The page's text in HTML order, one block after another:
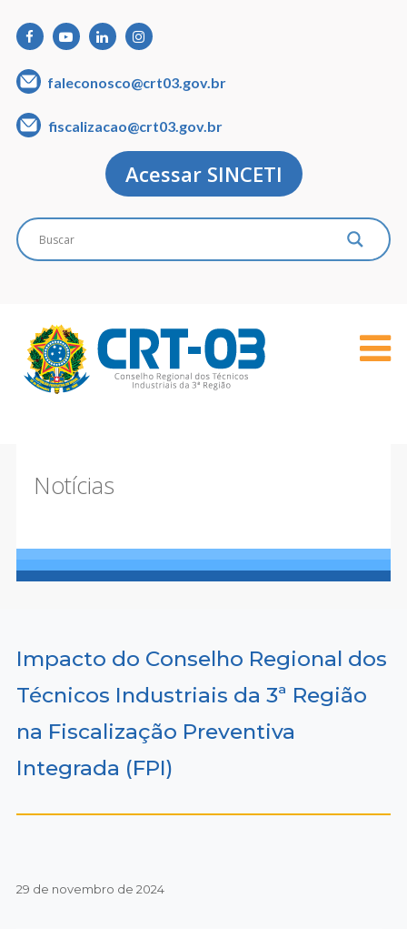
faleconosco@crt03.gov.br
fiscalizacao@crt03.gov.br
Acessar SINCETI
Notícias
Impacto do Conselho Regional dos
Técnicos Industriais da 3ª Região
na Fiscalização Preventiva
Integrada (FPI)
29 de novembro de 2024